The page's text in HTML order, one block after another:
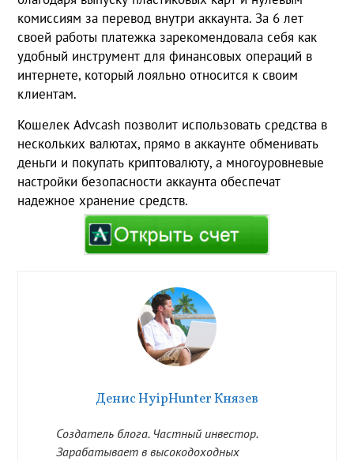
комиссиям за перевод внутри аккаунта. За 6 лет
своей работы платежка зарекомендовала себя как
удобный инструмент для финансовых операций в
интернете, который лояльно относится к своим
клиентам.
Кошелек Advcash позволит использовать средства в
нескольких валютах, прямо в аккаунте обменивать
деньги и покупать криптовалюту, а многоуровневые
настройки безопасности аккаунта обеспечат
надежное хранение средств.
Денис HyipHunter Князев
Создатель блога. Частный инвестор.
Зарабатывает в высокодоходных